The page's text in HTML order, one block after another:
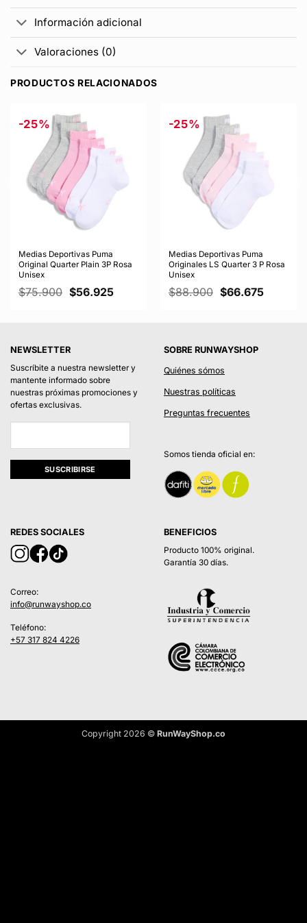
Información adicional
Valoraciones (0)
PRODUCTOS RELACIONADOS
-25%
Medias Deportivas Puma
Original Quarter Plain 3P Rosa
Unisex
$75.900 El
precio
$56.925El
-25%
Medias Deportivas Puma
Originales LS Quarter 3 P Rosa
Unisex
$88.900 El
precio
$66.675El
NEWSLETTER
Suscríbite a nuestra newsletter y
mantente informado sobre
nuestras próximas promociones y
ofertas exclusivas.
SOBRE RUNWAYSHOP
Quiénes sómos
Nuestras políticas
Preguntas frecuentes
Somos tienda oficial en:
REDES SOCIALES
Correo:
info@runwayshop.co
Teléfono:
+57 317 824 4226
BENEFICIOS
Producto 100% original.
Garantía 30 días.
Copyright 2026 © RunWayShop.co